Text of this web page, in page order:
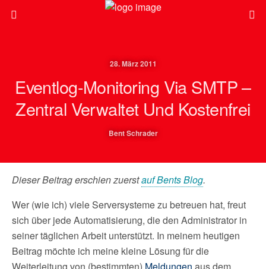
28. März 2011
Eventlog-Monitoring Via SMTP –
Zentral Verwaltet Und Kostenfrei
Bent Schrader
Dieser Beitrag erschien zuerstauf Bents Blog.
Wer (wie ich) viele Serversysteme zu betreuen hat, freut
sich über jede Automatisierung, die den Administrator in
seiner täglichen Arbeit unterstützt. In meinem heutigen
Beitrag möchte ich meine kleine Lösung für die